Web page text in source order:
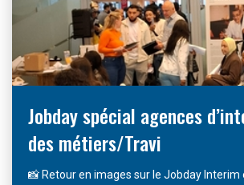
Jobday spécial agences
des métiers/Travi
📸 Retour en images sur le Jobday Interim